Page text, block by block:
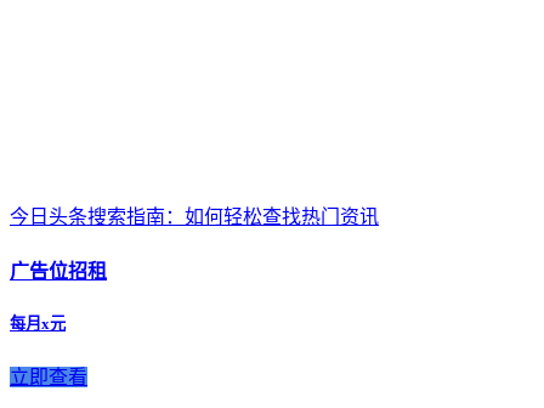
今日头条搜索指南：如何轻松查找热门资讯
广告位招租
每月x元
立即查看